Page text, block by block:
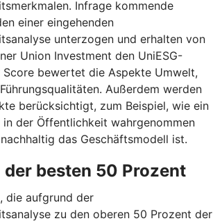
Infrage kommende
einer eingehenden
unterzogen und erhalten von
Union Investment den UniESG-
Score bewertet die Aspekte Umwelt,
Außerdem werden
berücksichtigt, zum Beispiel, wie ein
in der Öffentlichkeit wahrgenommen
das Geschäftsmodell ist.
besten 50 Prozent
die aufgrund der
zu den oberen 50 Prozent der